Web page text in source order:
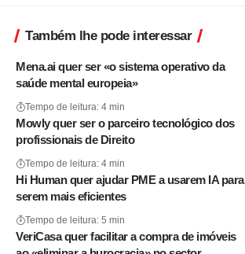
Também lhe pode interessar
Mena.ai quer ser «o sistema operativo da
saúde mental europeia»
Tempo de leitura: 4 min
Mowly quer ser o parceiro tecnológico dos
profissionais de Direito
Tempo de leitura: 4 min
Hi Human quer ajudar PME a usarem IA para
serem mais eficientes
Tempo de leitura: 5 min
VeriCasa quer facilitar a compra de imóveis